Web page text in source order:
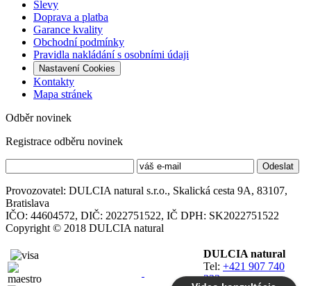
Slevy
Doprava a platba
Garance kvality
Obchodní podmínky
Pravidla nakládání s osobními údaji
Nastavení Cookies
Kontakty
Mapa stránek
Odběr novinek
Registrace odběru novinek
Provozovatel: DULCIA natural s.r.o., Skalická cesta 9A, 83107,
Bratislava
IČO: 44604572, DIČ: 2022751522, IČ DPH: SK2022751522
Copyright © 2018 DULCIA natural
DULCIA natural
Tel: +421 907 740
323